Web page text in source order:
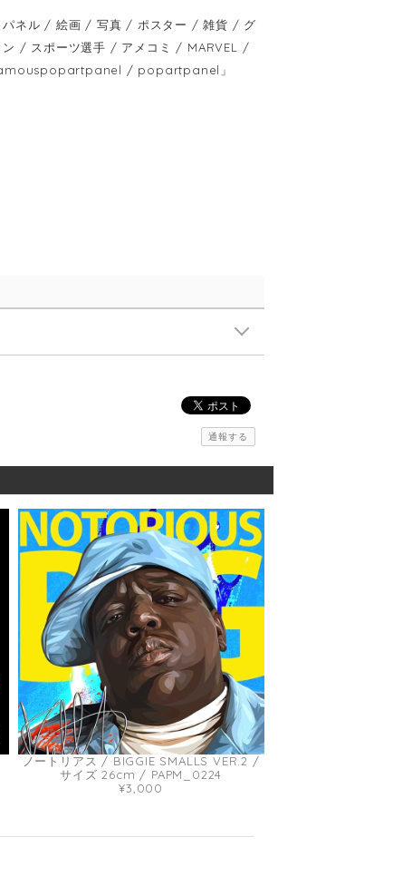
パネル / 絵画 / 写真 / ポスター / 雑貨 / グ
/ スポーツ選手 / アメコミ / MARVEL /
/ popartpanel」
通報する
ノートリアス / BIGGIE SMALLS VER.2 /
サイズ 26cm / PAPM_0224
¥3,000